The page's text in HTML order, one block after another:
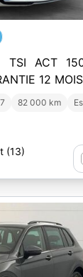
TSI ACT
12 MOIS
82 000 km
(13)